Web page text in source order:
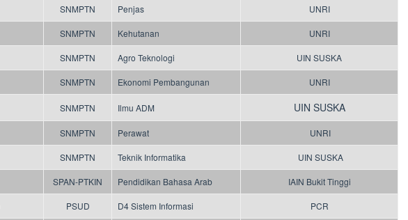
SNMPTN Penjas UNRI
SNMPTN Kehutanan UNRI
SNMPTN Agro Teknologi UIN SUSKA
SNMPTN Ekonomi Pembangunan UNRI
SNMPTN Ilmu ADM UIN SUSKA
SNMPTN Perawat UNRI
SNMPTN Teknik Informatika UIN SUSKA
SPAN-PTKIN Pendidikan Bahasa Arab IAIN Bukit Tinggi
PSUD D4 Sistem Informasi PCR